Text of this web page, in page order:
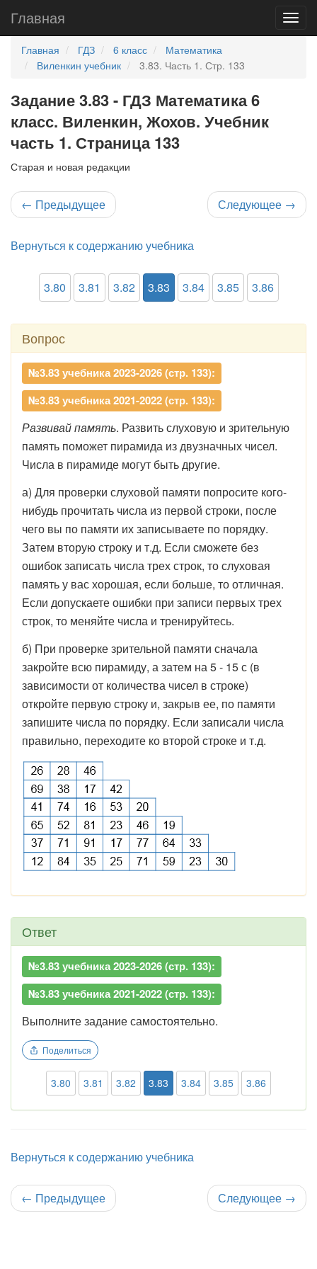
Главная
Главная ГДЗ 6 класс
Математика
Виленкин учебник
3.83. Часть 1. Стр. 133
Задание 3.83 - ГДЗ Математика 6
класс. Виленкин, Жохов. Учебник
часть 1. Страница 133
Старая и новая редакции
← Предыдущее Следующее →
Вернуться к содержанию учебника
3.80 3.81 3.82 3.83 3.84 3.85 3.86
Вопрос
№3.83 учебника 2023-2026 (стр. 133):
№3.83 учебника 2021-2022 (стр. 133):
Развивай память. Развить слуховую и зрительную
память поможет пирамида из двузначных чисел.
Числа в пирамиде могут быть другие.
а) Для проверки слуховой памяти попросите кого-
нибудь прочитать числа из первой строки, после
чего вы по памяти их записываете по порядку.
Затем вторую строку и т.д. Если сможете без
ошибок записать числа трех строк, то слуховая
память у вас хорошая, если больше, то отличная.
Если допускаете ошибки при записи первых трех
строк, то меняйте числа и тренируйтесь.
б) При проверке зрительной памяти сначала
закройте всю пирамиду, а затем на 5 - 15 с (в
зависимости от количества чисел в строке)
откройте первую строку и, закрыв ее, по памяти
запишите числа по порядку. Если записали числа
правильно, переходите ко второй строке и т.д.
Ответ
№3.83 учебника 2023-2026 (стр. 133):
№3.83 учебника 2021-2022 (стр. 133):
Выполните задание самостоятельно.
Поделиться
3.80 3.81 3.82 3.83 3.84 3.85 3.86
Вернуться к содержанию учебника
← Предыдущее Следующее →